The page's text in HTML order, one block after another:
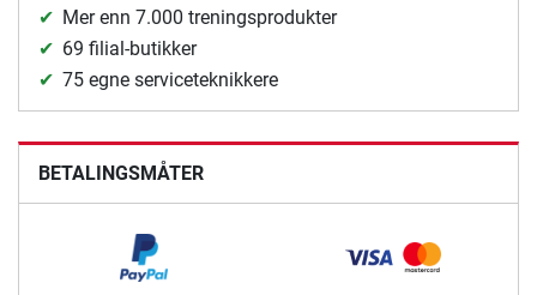
Mer enn 7.000 treningsprodukter
69 filial-butikker
75 egne serviceteknikkere
BETALINGSMÅTER